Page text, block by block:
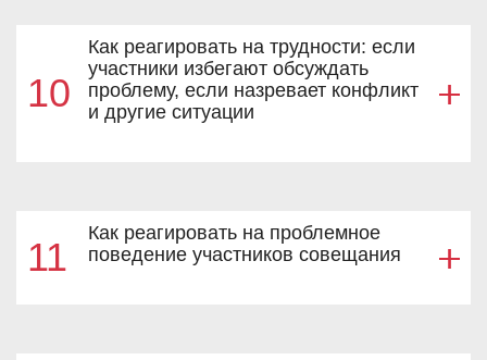
10
Как реагировать на трудности: если
участники избегают обсуждать
проблему, если назревает конфликт
и другие ситуации
11
Как реагировать на проблемное
поведение участников совещания